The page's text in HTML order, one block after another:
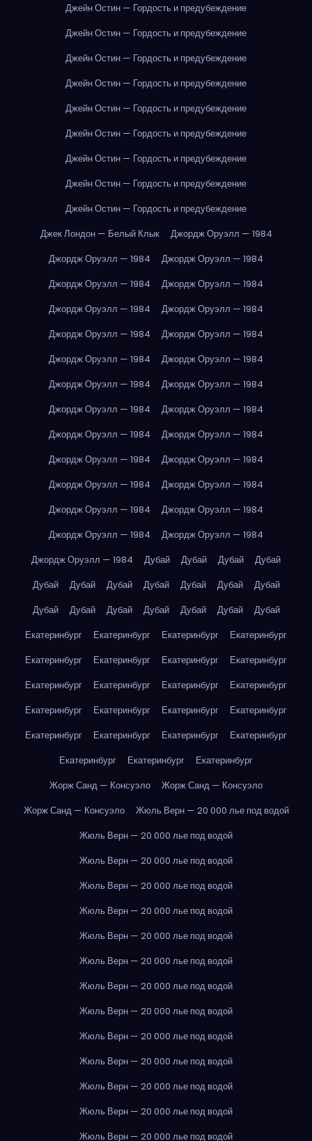
Джейн Остин — Гордость и предубеждение
Джейн Остин — Гордость и предубеждение
Джейн Остин — Гордость и предубеждение
Джейн Остин — Гордость и предубеждение
Джейн Остин — Гордость и предубеждение
Джейн Остин — Гордость и предубеждение
Джейн Остин — Гордость и предубеждение
Джейн Остин — Гордость и предубеждение
Джейн Остин — Гордость и предубеждение
Джек Лондон — Белый Клык
Джордж Оруэлл — 1984
Джордж Оруэлл — 1984
Джордж Оруэлл — 1984
Джордж Оруэлл — 1984
Джордж Оруэлл — 1984
Джордж Оруэлл — 1984
Джордж Оруэлл — 1984
Джордж Оруэлл — 1984
Джордж Оруэлл — 1984
Джордж Оруэлл — 1984
Джордж Оруэлл — 1984
Джордж Оруэлл — 1984
Джордж Оруэлл — 1984
Джордж Оруэлл — 1984
Джордж Оруэлл — 1984
Джордж Оруэлл — 1984
Джордж Оруэлл — 1984
Джордж Оруэлл — 1984
Джордж Оруэлл — 1984
Джордж Оруэлл — 1984
Джордж Оруэлл — 1984
Джордж Оруэлл — 1984
Джордж Оруэлл — 1984
Джордж Оруэлл — 1984
Джордж Оруэлл — 1984
Джордж Оруэлл — 1984
Дубай Дубай Дубай
Дубай
Дубай
Дубай Дубай Дубай Дубай Дубай
Дубай
Дубай
Дубай Дубай Дубай Дубай Дубай
Дубай
Екатеринбург
Екатеринбург Екатеринбург
Екатеринбург
Екатеринбург
Екатеринбург Екатеринбург
Екатеринбург
Екатеринбург
Екатеринбург Екатеринбург
Екатеринбург
Екатеринбург
Екатеринбург Екатеринбург
Екатеринбург
Екатеринбург
Екатеринбург Екатеринбург
Екатеринбург
Екатеринбург
Екатеринбург
Екатеринбург
Жорж Санд — Консуэло
Жорж Санд — Консуэло
Жорж Санд — Консуэло
Жюль Верн — 20 000 лье под водой
Жюль Верн — 20 000 лье под водой
Жюль Верн — 20 000 лье под водой
Жюль Верн — 20 000 лье под водой
Жюль Верн — 20 000 лье под водой
Жюль Верн — 20 000 лье под водой
Жюль Верн — 20 000 лье под водой
Жюль Верн — 20 000 лье под водой
Жюль Верн — 20 000 лье под водой
Жюль Верн — 20 000 лье под водой
Жюль Верн — 20 000 лье под водой
Жюль Верн — 20 000 лье под водой
Жюль Верн — 20 000 лье под водой
Жюль Верн — 20 000 лье под водой